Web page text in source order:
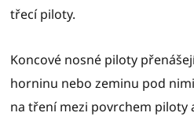
třecí piloty.
Koncové nosné piloty
horninu nebo zeminu pod
na tření mezi povrchem piloty